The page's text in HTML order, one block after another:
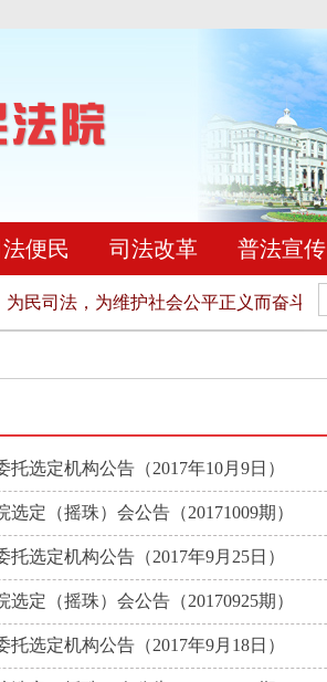
便民 司法改革 普法宣传
司法，为维护社会公平正义而奋斗！
选定机构公告（2017年10月9日）
定（摇珠）会公告（20171009期）
选定机构公告（2017年9月25日）
定（摇珠）会公告（20170925期）
选定机构公告（2017年9月18日）